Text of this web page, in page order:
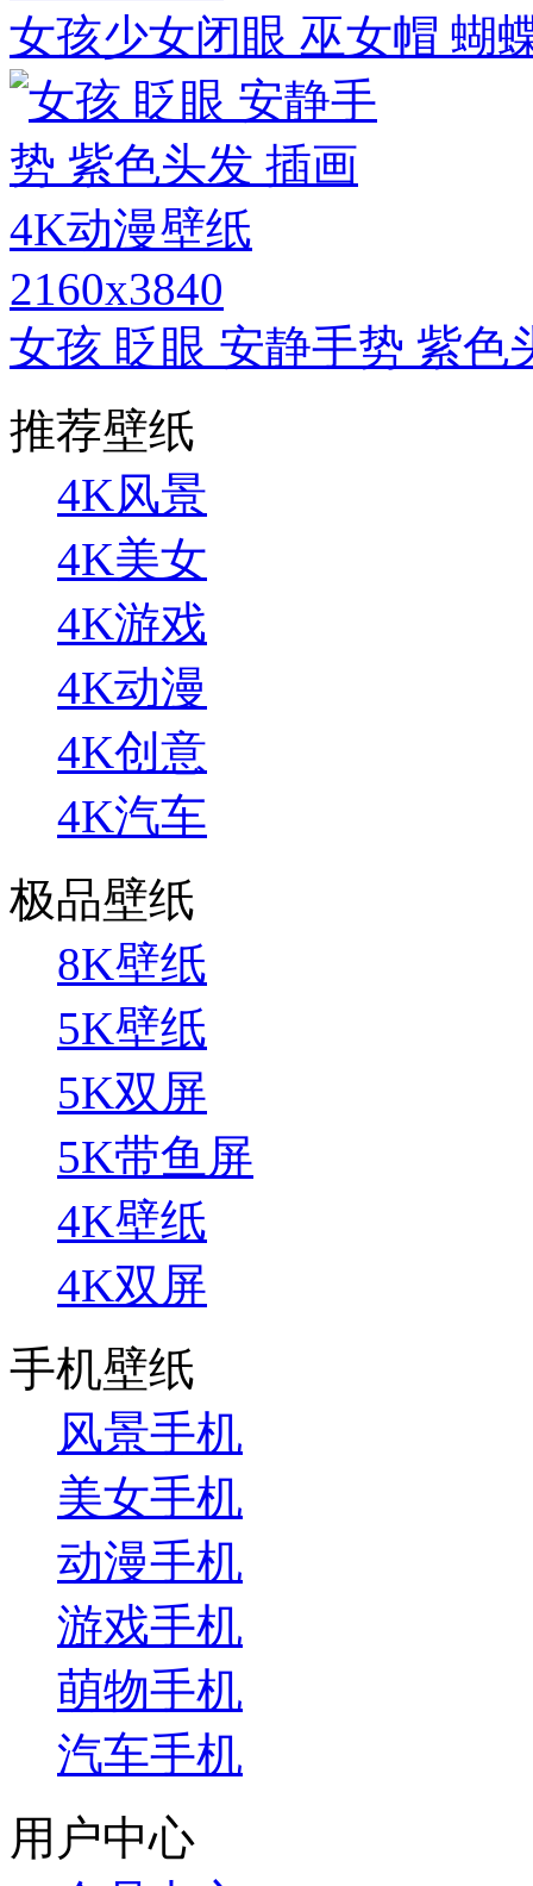
女孩少女闭眼 巫女帽 蝴
2160x3840
女孩 眨眼 安静手势 紫色
推荐壁纸
4K风景
4K美女
4K游戏
4K动漫
4K创意
4K汽车
极品壁纸
8K壁纸
5K壁纸
5K双屏
5K带鱼屏
4K壁纸
4K双屏
手机壁纸
风景手机
美女手机
动漫手机
游戏手机
萌物手机
汽车手机
用户中心